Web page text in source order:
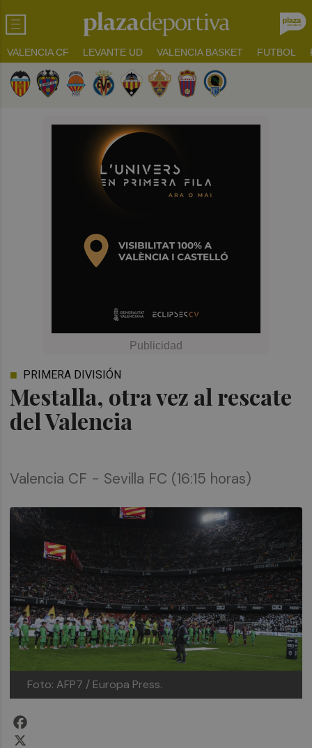
VALENCIA CF LEVANTE UD VALENCIA BASKET FUTBOL
Mestalla, otra vez al rescate
del Valencia
PRIMERA DIVISIÓN
Valencia CF - Sevilla FC (16:15 horas)
Foto: AFP7 / Europa Press.